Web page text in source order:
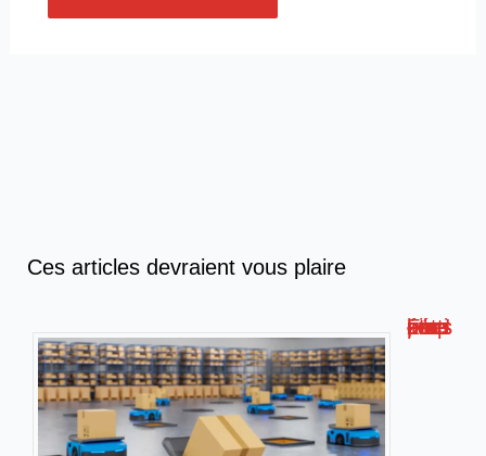
Ces articles devraient vous plaire
Formation livreur amazon : compétences, étapes et conseils !